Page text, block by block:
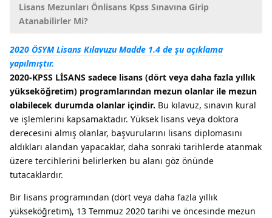
Lisans Mezunları Önlisans Kpss Sınavına Girip
Atanabilirler Mi?
2020 ÖSYM Lisans Kılavuzu Madde 1.4 de şu açıklama
yapılmıştır.
2020-KPSS LİSANS sadece lisans (dört veya daha fazla yıllık
yükseköğretim) programlarından mezun olanlar ile mezun
olabilecek durumda olanlar içindir. Bu kılavuz, sınavın kural
ve işlemlerini kapsamaktadır. Yüksek lisans veya doktora
derecesini almış olanlar, başvurularını lisans diplomasını
aldıkları alandan yapacaklar, daha sonraki tarihlerde atanmak
üzere tercihlerini belirlerken bu alanı göz önünde
tutacaklardır.
Bir lisans programından (dört veya daha fazla yıllık
yükseköğretim), 13 Temmuz 2020 tarihi ve öncesinde mezun